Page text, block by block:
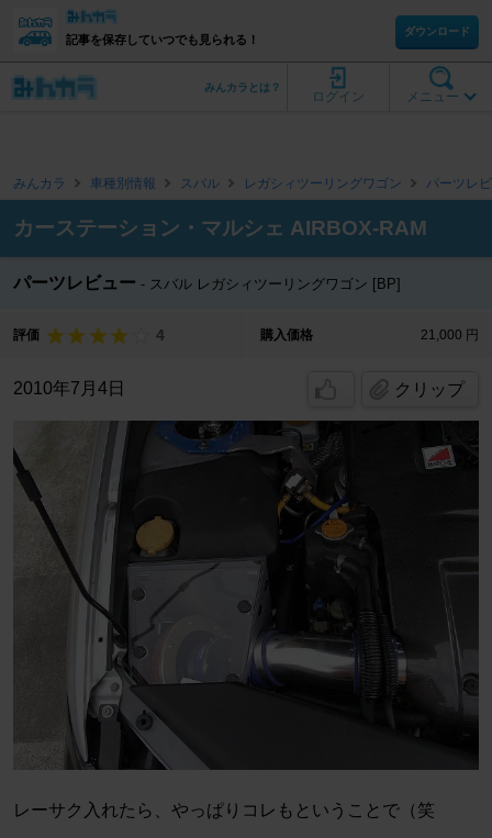
記事を保存していつでも見られる！
ダウンロード
メニュー
ログイン
みんカラとは？
みんカラ 車種別情報 スバル レガシィツーリングワゴン パーツレ
カーステーション・マルシェ AIRBOX-RAM
パーツレビュー スバル レガシィツーリングワゴン [BP]
評価 4 購入価格 21,000 円
2010年7月4日 クリップ
レーサク入れたら、やっぱりコレもということで（笑